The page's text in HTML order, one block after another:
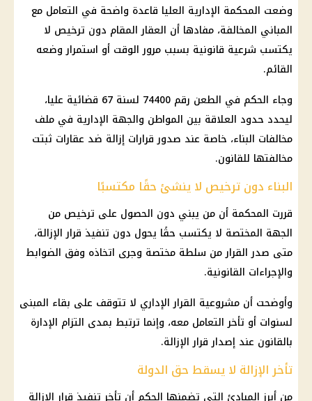
وضعت المحكمة الإدارية العليا قاعدة واضحة في التعامل مع
المباني المخالفة، مفادها أن العقار المقام دون ترخيص لا
يكتسب شرعية قانونية بسبب مرور الوقت أو استمرار وضعه
القائم.
وجاء الحكم في الطعن رقم 74400 لسنة 67 قضائية عليا،
ليحدد حدود العلاقة بين المواطن والجهة الإدارية في ملف
مخالفات البناء، خاصة عند صدور قرارات إزالة ضد عقارات ثبتت
مخالفتها للقانون.
البناء دون ترخيص لا ينشئ حقًا مكتسبًا
قررت المحكمة أن من يبني دون الحصول على ترخيص من
الجهة المختصة لا يكتسب حقًا يحول دون تنفيذ قرار الإزالة،
متى صدر القرار من سلطة مختصة وجرى اتخاذه وفق الضوابط
والإجراءات القانونية.
وأوضحت أن مشروعية القرار الإداري لا تتوقف على بقاء المبنى
لسنوات أو تأخر التعامل معه، وإنما ترتبط بمدى التزام الإدارة
بالقانون عند إصدار قرار الإزالة.
تأخر الإزالة لا يسقط حق الدولة
من أبرز المبادئ التي تضمنها الحكم أن تأخر تنفيذ قرار الإزالة